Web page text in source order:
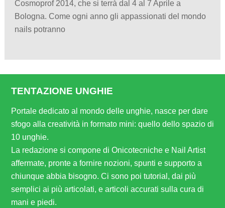
Cosmoprof 2014, che si terrà dal 4 al 7 Aprile a
Bologna. Come ogni anno gli appassionati del mondo
nails potranno
TENTAZIONE UNGHIE
Portale dedicato al mondo delle unghie, nasce per dare
sfogo alla creatività in formato mini: quello dello spazio di
10 unghie.
La redazione si compone di Onicotecniche e Nail Artist
affermate, pronte a fornire nozioni, spunti e supporto a
chiunque abbia bisogno. Ci sono poi tutorial, dai più
semplici ai più articolati, e articoli accurati sulla cura di
mani e piedi.